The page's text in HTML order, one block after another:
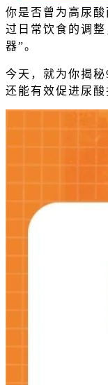
你是否曾为高尿酸
过日常饮食的调
器”。
今天，就为你揭
还能有效促进尿酸